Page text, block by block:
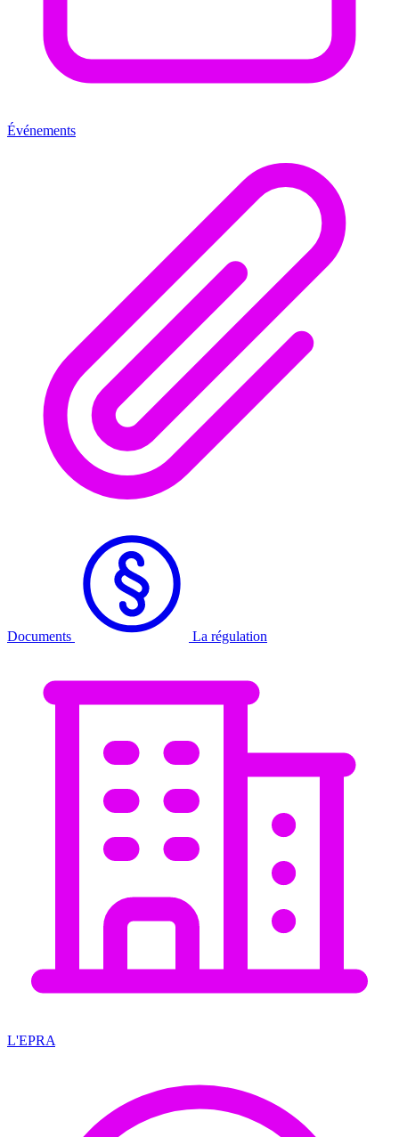
Événements
Documents La régulation
L'EPRA